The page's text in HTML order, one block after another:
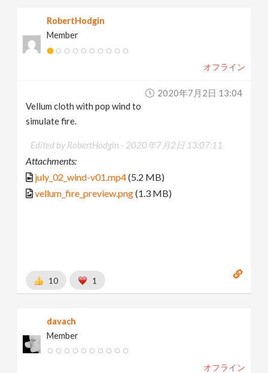
RobertHodgin
Member
オフライン
2020年7月2日 13:04
Vellum cloth with pop wind to
simulate fire.
Edited by RobertHodgin - 2020年7月2日 13:07:11
Attachments:
july_02_wind-v01.mp4(5.2 MB)
vellum_fire_preview.png(1.3 MB)
10 1
davach
Member
オフライン